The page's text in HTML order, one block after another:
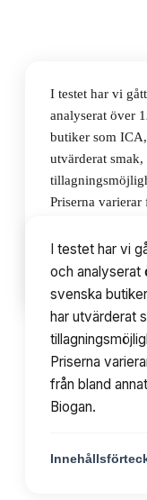
I testet har vi
analyserat över
butiker som
utvärderat
Priserna
I testet har vi
och analyserat
svenska
har utvärderat
Priserna
från bland
Biogan.